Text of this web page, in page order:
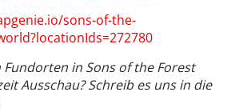
sons-of-the-
Fundorten in Sons of the Forest
Ausschau? Schreib es uns in die